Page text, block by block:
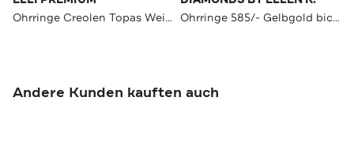
Ohrringe Creolen Topas Weiß 375 Gelbgold Gold Ohrringe 585/- Gelbgold bicolor 12 Brill. 0,052ct. Herz gelb
Andere Kunden kauften auch